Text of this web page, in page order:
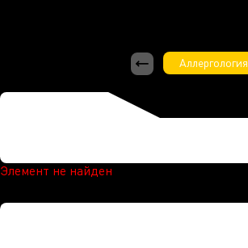
Аллергология
Элемент не найден